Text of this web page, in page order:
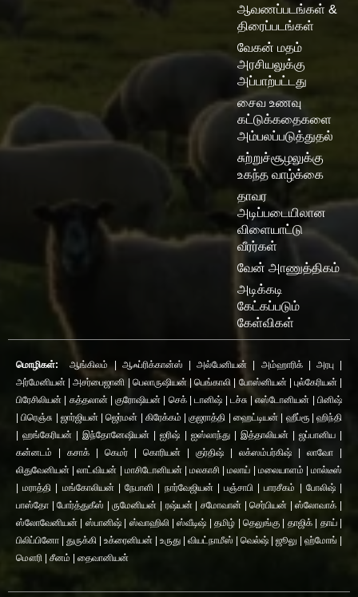
ஆவணப்படங்கள் &
திரைப்படங்கள்
வேகன் மதம்
அரசியலுக்கு
அப்பாற்பட்டது
சைவ உணவு
கட்டுக்கதைகளை
அம்பலப்படுத்துதல்
சுற்றுச்சூழலுக்கு
உகந்த வாழ்க்கை
தாவர
அடிப்படையிலான
விளையாட்டு
வீரர்கள்
வேன் அாணுத்திகம்
அடிக்கடி
கேட்கப்படும்
கேள்விகள்
மொழிகள்: ஆங்கிலம் | ஆஃப்ரிக்கான்ஸ் |அல்பேனியன் அம்ஹாரிக்| அரபு|
அர்மேனியன் |அசர்பைஜானி பெலாருஷியன்|பெங்காலி போஸ்னியன்| புல்கேரியன்|
பிரேசிலியன்
கத்தலான்|குரோஷியன் செக்|டானிஷ் டச்சு |எஸ்டோனியன் |பினிஷ்
|பிரெஞ்சு ஜார்ஜியன்|ஜெர்மன் கிரேக்கம் |குஜராத்தி |ஹைட்டியன் ஹீப்ரூ|ஹிந்தி
|ஹங்கேரியன் |இந்தோனேஷியன் |ஐரிஷ் ஐஸ்லாந்து| இத்தாலியன்| ஜப்பானிய|
கன்னடம்
கசாக் கெமர் கொரியன் குர்திஷ் லக்ஸம்பர்கிஷ் லாவோ
லிதுவேனியன் |லாட்வியன் மாசிடோனியன்|மலகாசி |மலாய் மலையாளம் |மால்டீஸ்
|மராத்தி மங்கோலியன்|நேபாளி நார்வேஜியன்| பஞ்சாபி|பாரசீகம் போலிஷ்|
பாஸ்தோ |போர்த்துகீஸ் |ருமேனியன் ரஷ்யன்| சமோவான்|செர்பியன் |ஸ்லோவாக்
ஸ்லோவேனியன்
ஸ்பானிஷ்| ஸ்வாஹிலி|ஸ்வீடிஷ் |தமிழ் |தெலுங்கு தாஜிக்| தாய்|
பிலிப்பினோ
துருக்கி உக்ரைனியன் உருது வியட்நாமீஸ் வெல்ஷ் ஜூலு ஹ்மோங்
மௌரி
சீனம் தைவானியன்